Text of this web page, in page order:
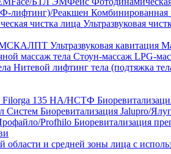
лифтинг)/Реакшен Комбинированная
чистка лица Ультразвуковая
ЭМСКАЛПТ Ультразвуковая кавитация
массаж тела Стоун-массаж LPG-
Нитевой лифтинг тела (подтяжка
Filorga 135 HA/НСТФ
Систем Биоревитализация Jalupro/
Profhilo Биоревитализация
области и средней зоны лица с